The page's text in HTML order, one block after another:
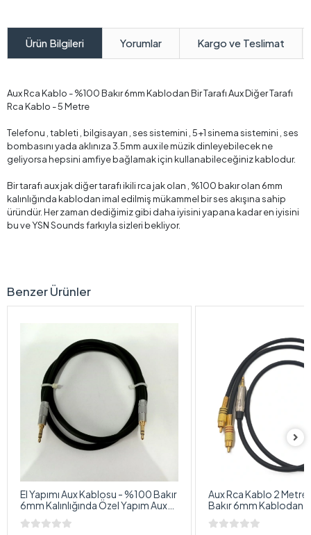
Ürün Bilgileri Yorumlar Kargo ve Teslimat
Aux Rca Kablo - %100 Bakır 6mm Kablodan Bir Tarafı Aux Diğer Tarafı
Rca Kablo - 5 Metre
Telefonu , tableti , bilgisayarı , ses sistemini , 5+1 sinema sistemini , ses
bombasını yada aklınıza 3.5mm aux ile müzik dinleyebilecek ne
geliyorsa hepsini amfiye bağlamak için kullanabileceğiniz kablodur.
Bir tarafı aux jak diğer tarafı ikili rca jak olan , %100 bakır olan 6mm
kalınlığında kablodan imal edilmiş mükammel bir ses akışına sahip
üründür. Her zaman dediğimiz gibi daha iyisini yapana kadar en iyisini
bu ve YSN Sounds farkıyla sizleri bekliyor.
Benzer Ürünler
El Yapımı Aux Kablosu - %100 Bakır
6mm Kalınlığında Özel Yapım Aux
Kablosu - 2 Metre
Aux Rca Kablo 2
Bakır 6mm Kablodan
Diğer Tarafı Rca